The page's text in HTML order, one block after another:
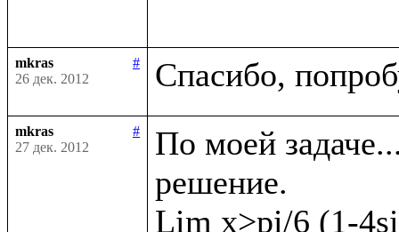
mkras
#
26 дек. 2012
mkras
#
27 дек. 2012
По моей
решение.
Lim x>pi/6 (1-